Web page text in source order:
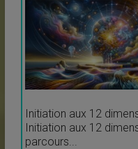
Initiation aux 12
Initiation aux 12
parcours...